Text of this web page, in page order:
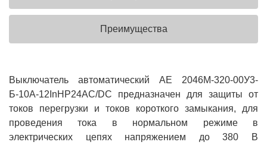
Преимущества
Выключатель автоматический АЕ 2046М-320-00У3-
Б-10А-12InНР24AC/DC предназначен для защиты от
токов перегрузки и токов короткого замыкания, для
проведения тока в нормальном режиме в
электрических цепях напряжением до 380 В